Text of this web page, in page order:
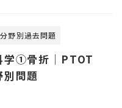
野別過去問題
学①骨折｜PTOT
別問題